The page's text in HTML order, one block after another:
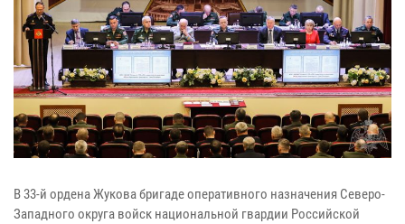
В 33-й ордена Жукова бригаде оперативного назначения Северо-
Западного округа войск национальной гвардии Российской